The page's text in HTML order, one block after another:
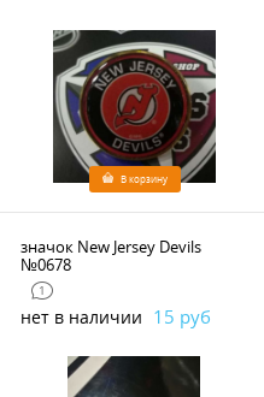
В корзину
значок New Jersey Devils
№0678
1
нет в наличии 15 руб